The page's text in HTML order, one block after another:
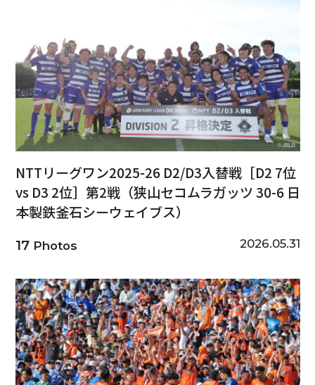
NTTリーグワン2025-26 D2/D3入替戦［D2 7位
vs D3 2位］第2戦（狭山セコムラガッツ 30-6 日
本製鉄釜石シーウェイブス）
17Photos 2026.05.31